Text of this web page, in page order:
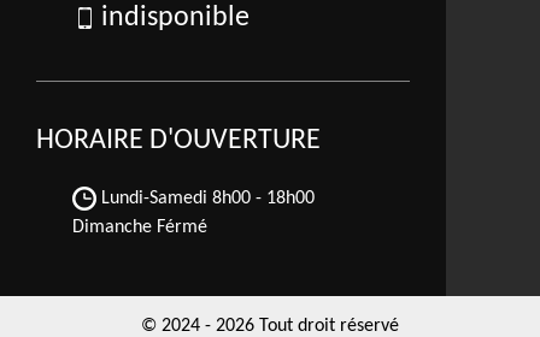
indisponible
HORAIRE D'OUVERTURE
Lundi-Samedi 8h00 - 18h00
Dimanche Férmé
© 2024 - 2026 Tout droit réservé